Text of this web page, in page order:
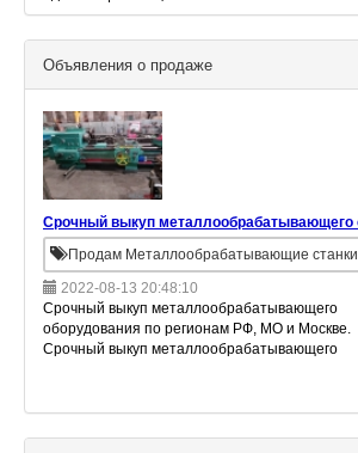
Объявления о продаже
Продам Металлообрабатывающие станки
2022-08-13 20:48:10
Срочный выкуп металлообрабатывающего
оборудования по регионам РФ, МО и Москве.
Срочный выкуп металлообрабатывающего